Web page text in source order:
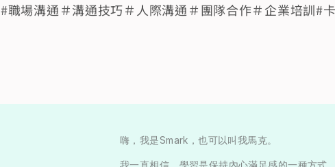
#職場溝通＃溝通技巧＃人際溝通＃團隊合作＃企業培訓#
嗨，我是Smark，也可以叫我馬克。